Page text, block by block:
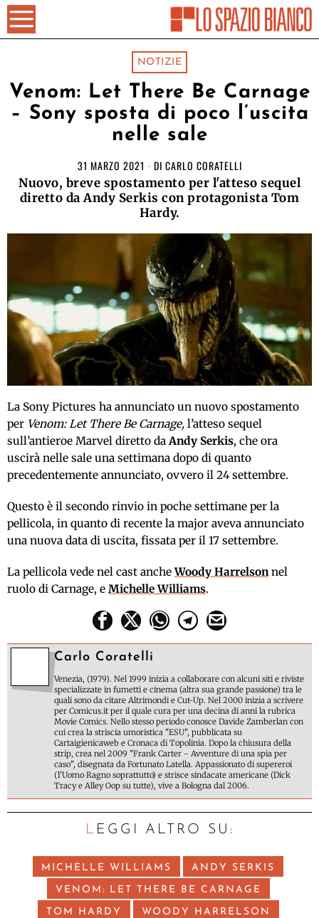
NOTIZIE
Venom: Let There Be Carnage
– Sony sposta di poco l’uscita
nelle sale
31 MARZO 2021 DI CARLO CORATELLI
Nuovo, breve spostamento per l'atteso sequel
diretto da Andy Serkis con protagonista Tom
Hardy.
La Sony Pictures ha annunciato un nuovo spostamento
per Venom: Let There Be Carnage, l’atteso sequel
sull’antieroe Marvel diretto daAndy Serkis, che ora
uscirà nelle sale una settimana dopo di quanto
precedentemente annunciato, ovvero il 24 settembre.
Questo è il secondo rinvio in poche settimane per la
pellicola, in quanto di recente la major aveva annunciato
una nuova data di uscita, fissata per il 17 settembre.
La pellicola vede nel cast ancheWoody Harrelsonnel
ruolo di Carnage, e Michelle Williams.
Carlo Coratelli
Venezia, (1979). Nel 1999 inizia a collaborare con alcuni siti e riviste
specializzate in fumetti e cinema (altra sua grande passione) tra le
quali sono da citare Altrimondi e Cut-Up. Nel 2000 inizia a scrivere
per Comicus.it per il quale cura per una decina di anni la rubrica
Movie Comics. Nello stesso periodo conosce Davide Zamberlan con
cui crea la striscia umoristica "ESU", pubblicata su
Cartaigienicaweb e Cronaca di Topolinia. Dopo la chiusura della
strip, crea nel 2009 "Frank Carter - Avventure di una spia per
caso", disegnata da Fortunato Latella. Appassionato di supereroi
(l'Uomo Ragno soprattutto) e strisce sindacate americane (Dick
Tracy e Alley Oop su tutte), vive a Bologna dal 2006.
LEGGI ALTRO SU:
MICHELLE WILLIAMS ANDY SERKIS
VENOM: LET THERE BE CARNAGE
TOM HARDY WOODY HARRELSON